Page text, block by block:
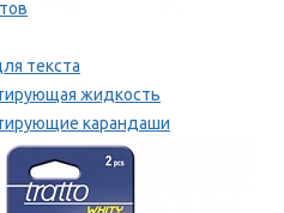
текста
жидкость
карандаши
ленты